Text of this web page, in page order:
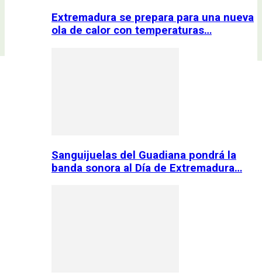
Extremadura se prepara para una nueva
ola de calor con temperaturas…
Sanguijuelas del Guadiana pondrá la
banda sonora al Día de Extremadura…